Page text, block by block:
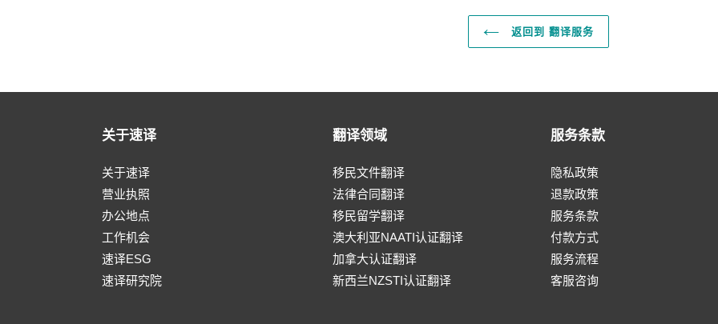
返回到 翻译服务
关于速译
关于速译
营业执照
办公地点
工作机会
速译ESG
速译研究院
翻译领域
移民文件翻译
法律合同翻译
移民留学翻译
澳大利亚NAATI认证翻译
加拿大认证翻译
新西兰NZSTI认证翻译
服务条款
隐私政策
退款政策
服务条款
付款方式
服务流程
客服咨询